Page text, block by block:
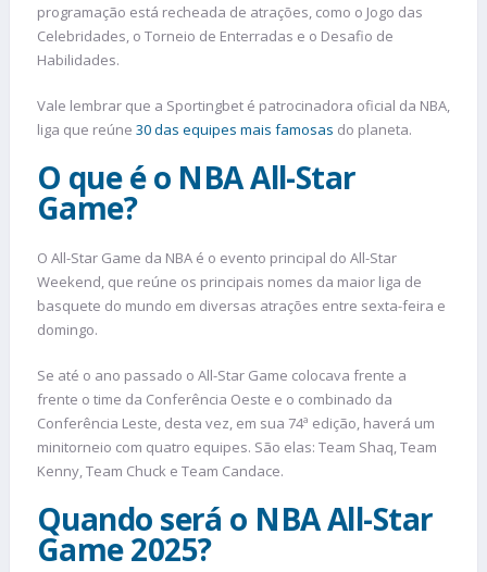
programação está recheada de atrações, como o Jogo das
Celebridades, o Torneio de Enterradas e o Desafio de
Habilidades.
Vale lembrar que a Sportingbet é patrocinadora oficial da NBA,
liga que reúne 30 das equipes mais famosas do planeta.
O que é o NBA All-Star
Game?
O All-Star Game da NBA é o evento principal do All-Star
Weekend, que reúne os principais nomes da maior liga de
basquete do mundo em diversas atrações entre sexta-feira e
domingo.
Se até o ano passado o All-Star Game colocava frente a
frente o time da Conferência Oeste e o combinado da
Conferência Leste, desta vez, em sua 74ª edição, haverá um
minitorneio com quatro equipes. São elas: Team Shaq, Team
Kenny, Team Chuck e Team Candace.
Quando será o NBA All-Star
Game 2025?